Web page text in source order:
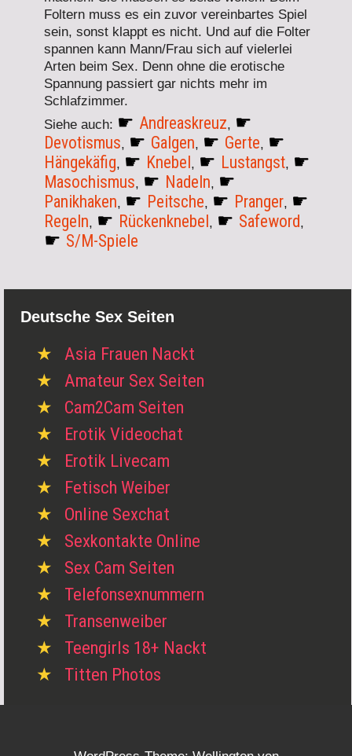
Foltern muss es ein zuvor vereinbartes Spiel
sein, sonst klappt es nicht. Und auf die Folter
spannen kann Mann/Frau sich auf vielerlei
Arten beim Sex. Denn ohne die erotische
Spannung passiert gar nichts mehr im
Schlafzimmer.
Siehe auch:
Andreaskreuz,
Devotismus, Galgen, Gerte,
Hängekäfig, Knebel, Lustangst,
Masochismus, Nadeln,
Panikhaken, Peitsche, Pranger,
Regeln, Rückenknebel, Safeword,
S/M-Spiele
Deutsche Sex Seiten
Asia Frauen Nackt
Amateur Sex Seiten
Cam2Cam Seiten
Erotik Videochat
Erotik Livecam
Fetisch Weiber
Online Sexchat
Sexkontakte Online
Sex Cam Seiten
Telefonsexnummern
Transenweiber
Teengirls 18+ Nackt
Titten Photos